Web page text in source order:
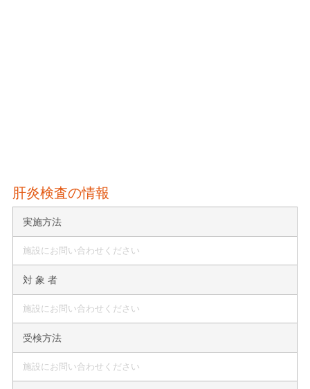
肝炎検査の情報
実施方法
施設にお問い合わせください
対 象 者
施設にお問い合わせください
受検方法
施設にお問い合わせください